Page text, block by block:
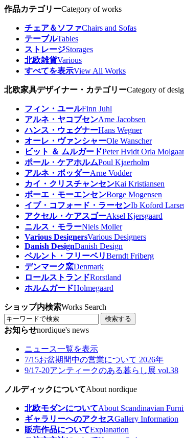
作品カテゴリーCategory of works
チェア＆ソファChairs and Sofas
テーブルTables
ストレージStorages
北欧雑貨Various
すべてを表示View All Works
北欧家具デザイナー・カテゴリーCategory of
フィン・ユールFinn Juhl
アルネ・ヤコブセンArne Jacobsen
ハンス・ウェグナーHans Wegner
オーレ・ヴァンシャーOle Wanscher
ビット ＆ ムルガードPeter Hvidt Orla
ポール・ケアホルムPoul Kjaerholm
アルネ・ボッダーArne Vodder
カイ・クリスチャンセンKai Kristiansen
ボーエ・モーエンセンBorge Mogensen
イブ・コフォード・ラーセンIb Koford
アクセル・ケアスゴーAksel Kjersgaard
ニルス・モラーNiels Moller
Various DesignersVarious Designers
Danish DesignDanish Design
ベルント・フリーベリBerndt Friberg
デンマーク窯Denmark
ロールストランドRorstland
ホルムガードHolmegaard
ショップ内検索Works Search
検索する
お知らせnordique's news
ニュース一覧を表示
7/15お盆期間中の営業について 2026年
9/17-20アンティークのある暮らし展 vol.38
ノルディックについてAbout nordique
北欧モダンについてAbout Scandinavian
ギャラリーへのアクセスGallery Information
販売作品についてExplanation